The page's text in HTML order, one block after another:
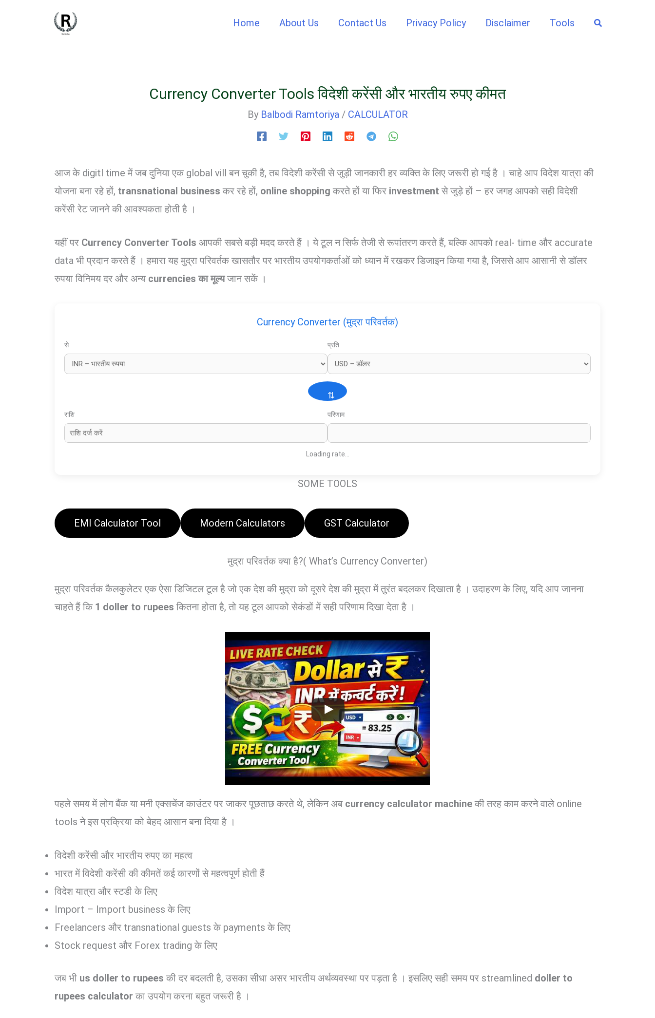
Home About Us Contact Us Privacy Policy Disclaimer Tools Search
Currency Converter Tools विदेशी करेंसी और भारतीय रुपए कीमत
By Balbodi Ramtoriya / CALCULATOR
आज के digitl time में जब दुनिया एक global vill बन चुकी है, तब विदेशी करेंसी से जुड़ी जानकारी हर व्यक्ति के लिए जरूरी हो गई है । चाहे आप विदेश यात्रा की
योजना बना रहे हों, transnational business कर रहे हों, online shopping करते हों या फिर investment से जुड़े हों – हर जगह आपको सही विदेशी
करेंसी रेट जानने की आवश्यकता होती है ।
यहीं पर Currency Converter Tools आपकी सबसे बड़ी मदद करते हैं । ये टूल न सिर्फ तेजी से रूपांतरण करते हैं, बल्कि आपको real- time और accurate
data भी प्रदान करते हैं । हमारा यह मुद्रा परिवर्तक खासतौर पर भारतीय उपयोगकर्ताओं को ध्यान में रखकर डिजाइन किया गया है, जिससे आप आसानी से डॉलर
रुपया विनिमय दर और अन्य currencies का मूल्यजान सकें ।
Currency Converter (मुद्रा परिवर्तक)
से प्रति
⇅
राशि परिणाम
Loading rate…
SOME TOOLS
EMI Calculator Tool Modern Calculators GST Calculator
मुद्रा परिवर्तक क्या है?( What’s Currency Converter)
मुद्रा परिवर्तक कैलकुलेटर एक ऐसा डिजिटल टूल है जो एक देश की मुद्रा को दूसरे देश की मुद्रा में तुरंत बदलकर दिखाता है । उदाहरण के लिए, यदि आप जानना
चाहते हैं कि 1 doller to rupees कितना होता है, तो यह टूल आपको सेकंडों में सही परिणाम दिखा देता है ।
पहले समय में लोग बैंक या मनी एक्सचेंज काउंटर पर जाकर पूछताछ करते थे, लेकिन अब currency calculator machineकी तरह काम करने वाले online
tools ने इस प्रक्रिया को बेहद आसान बना दिया है ।
विदेशी करेंसी और भारतीय रुपए का महत्व
भारत में विदेशी करेंसी की कीमतें कई कारणों से महत्वपूर्ण होती हैं
विदेश यात्रा और स्टडी के लिए
Import – Import business के लिए
Freelancers और transnational guests के payments के लिए
Stock request और Forex trading के लिए
जब भी us doller to rupees की दर बदलती है, उसका सीधा असर भारतीय अर्थव्यवस्था पर पड़ता है । इसलिए सही समय पर streamlined doller to
rupees calculator का उपयोग करना बहुत जरूरी है ।